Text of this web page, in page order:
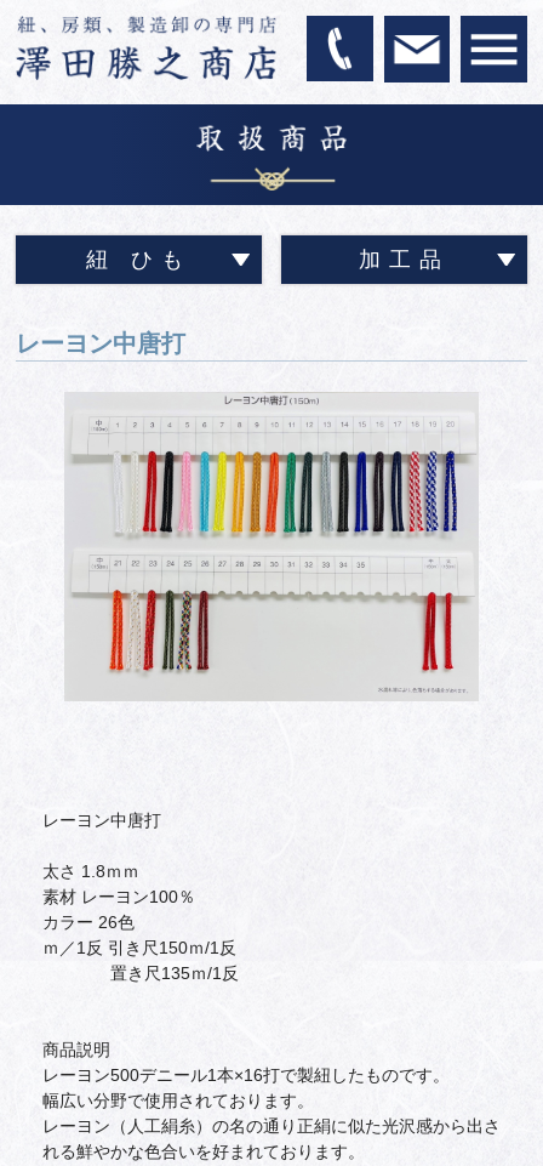
紐 ひも 加工品
レーヨン中唐打
レーヨン中唐打
太さ 1.8ｍｍ
素材 レーヨン100％
カラー 26色
ｍ／1反 引き尺150ｍ/1反
置き尺135ｍ/1反
商品説明
レーヨン500デニール1本×16打で製紐したものです。
幅広い分野で使用されております。
レーヨン（人工絹糸）の名の通り正絹に似た光沢感から出さ
れる鮮やかな色合いを好まれております。